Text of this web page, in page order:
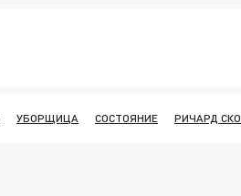
УБОРЩИЦА СОСТОЯНИЕ РИЧАРД